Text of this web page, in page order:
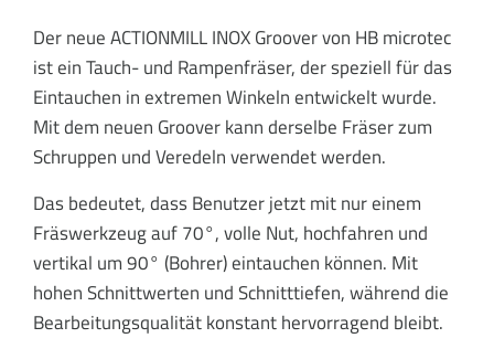
Der neue ACTIONMILL INOX Groover von HB microtec
ist ein Tauch- und Rampenfräser, der speziell für das
Eintauchen in extremen Winkeln entwickelt wurde.
Mit dem neuen Groover kann derselbe Fräser zum
Schruppen und Veredeln verwendet werden.
Das bedeutet, dass Benutzer jetzt mit nur einem
Fräswerkzeug auf 70°, volle Nut, hochfahren und
vertikal um 90° (Bohrer) eintauchen können. Mit
hohen Schnittwerten und Schnitttiefen, während die
Bearbeitungsqualität konstant hervorragend bleibt.